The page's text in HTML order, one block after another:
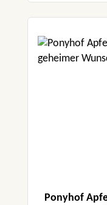
Ponyhof